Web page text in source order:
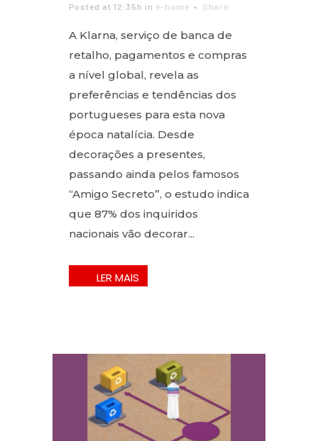
Posted at 12:35h in e-home Share
A Klarna, serviço de banca de
retalho, pagamentos e compras
a nível global, revela as
preferências e tendências dos
portugueses para esta nova
época natalícia. Desde
decorações a presentes,
passando ainda pelos famosos
“Amigo Secreto”, o estudo indica
que 87% dos inquiridos
nacionais vão decorar...